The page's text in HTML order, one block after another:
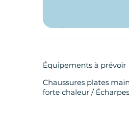
Équipements à prévoir
Chaussures plates
forte chaleur /